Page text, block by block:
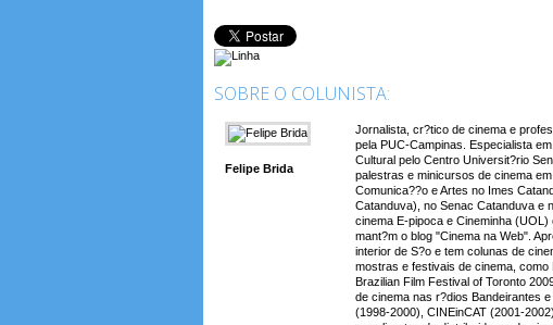
SOBRE O COLUNISTA:
Felipe Brida
Jornalista, cr?tico de cinema e
pela PUC-Campinas. Especialista
Cultural pelo Centro Universit?rio
palestras e minicursos de cinema
Comunica??o e Artes no Imes
Catanduva), no Senac Catanduva e
cinema E-pipoca e Cineminha
mant?m o blog "Cinema na Web".
interior de S?o e tem colunas de
mostras e festivais de cinema, como
Brazilian Film Festival of Toronto
de cinema nas r?dios Bandeirantes
(1998-2000), CINEinCAT (2001-